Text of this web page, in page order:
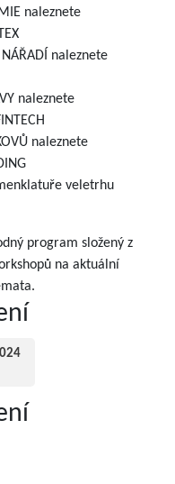
naleznete
NÁŘADÍ naleznete
naleznete
naleznete
veletrhu
program složený z
na aktuální